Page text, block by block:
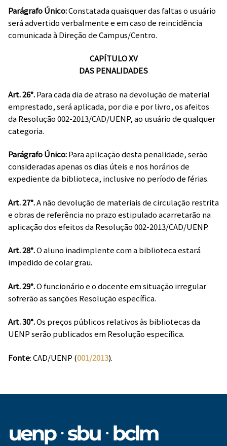
Parágrafo Único:Constatada quaisquer das faltas o usuário
será advertido verbalmente e em caso de reincidência
comunicada à Direção de Campus/Centro.
CAPÍTULO XV
DAS PENALIDADES
Art. 26°.Para cada dia de atraso na devolução de material
emprestado, será aplicada, por dia e por livro, os afeitos
da Resolução 002-2013/CAD/UENP, ao usuário de qualquer
categoria.
Parágrafo Único:Para aplicação desta penalidade, serão
consideradas apenas os dias úteis e nos horários de
expediente da biblioteca, inclusive no período de férias.
Art. 27°.A não devolução de materiais de circulação restrita
e obras de referência no prazo estipulado acarretarão na
aplicação dos efeitos da Resolução 002-2013/CAD/UENP.
Art. 28°.O aluno inadimplente com a biblioteca estará
impedido de colar grau.
Art. 29°.O funcionário e o docente em situação irregular
sofrerão as sanções Resolução específica.
Art. 30°.Os preços públicos relativos às bibliotecas da
UENP serão publicados em Resolução específica.
Fonte: CAD/UENP (001/2013).